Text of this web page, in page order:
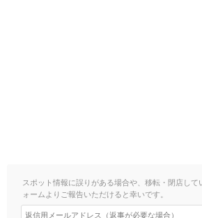
スポット情報に誤りがある場合や、移転・閉店し
ォームよりご報告いただけると幸いです。